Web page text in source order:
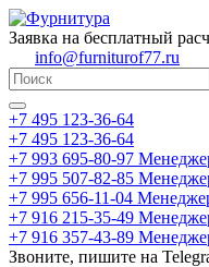
Заявка на бесплатный
info@furniturof77.ru
+7 495 123-36-64
+7 495 123-36-64
+7 993 695-80-97
+7 995 507-82-85
+7 995 656-11-04
+7 916 215-35-49
+7 916 357-43-89
Звоните, пишите на